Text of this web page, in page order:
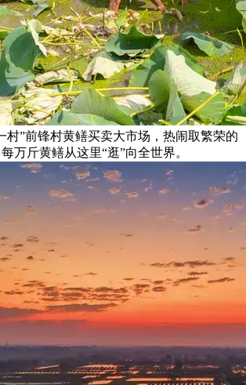
村”前锋村黄鳝买卖大市场，热闹取繁荣的
万斤黄鳝从这里“逛”向全世界。